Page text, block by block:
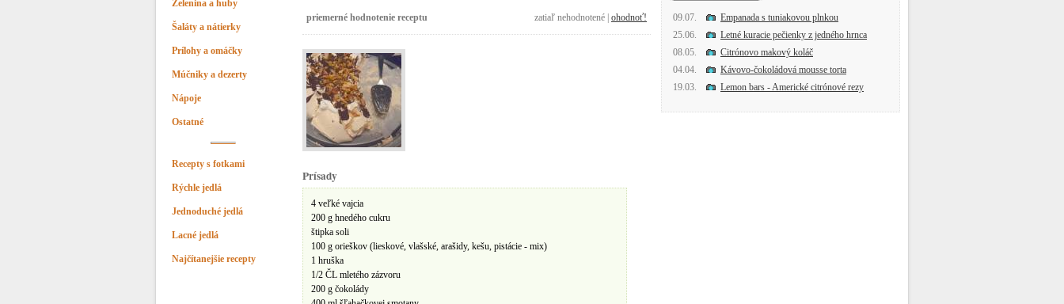
Zelenina a huby
Šaláty a nátierky
Prílohy a omáčky
Múčniky a dezerty
Nápoje
Ostatné
Recepty s fotkami
Rýchle jedlá
Jednoduché jedlá
Lacné jedlá
Najčítanejšie recepty
priemerné hodnotenie receptu zatiaľ nehodnotené | ohodnoť!
Prísady
4 veľké vajcia
200 g hnedého cukru
štipka soli
100 g orieškov (lieskové, vlašské, arašidy, kešu, pistácie - mix)
1 hruška
1/2 ČL mletého zázvoru
200 g čokolády
09.07.
Empanada s tuniakovou plnkou
25.06.
Letné kuracie pečienky z jedného hrnca
08.05.
Citrónovo makový koláč
04.04.
Kávovo-čokoládová mousse torta
19.03.
Lemon bars - Americké citrónové rezy